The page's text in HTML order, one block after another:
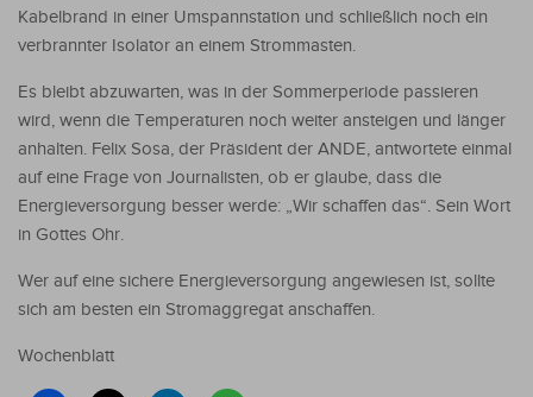
Kabelbrand in einer Umspannstation und schließlich noch ein
verbrannter Isolator an einem Strommasten.
Es bleibt abzuwarten, was in der Sommerperiode passieren
wird, wenn die Temperaturen noch weiter ansteigen und länger
anhalten. Felix Sosa, der Präsident der ANDE, antwortete einmal
auf eine Frage von Journalisten, ob er glaube, dass die
Energieversorgung besser werde: „Wir schaffen das“. Sein Wort
in Gottes Ohr.
Wer auf eine sichere Energieversorgung angewiesen ist, sollte
sich am besten ein Stromaggregat anschaffen.
Wochenblatt